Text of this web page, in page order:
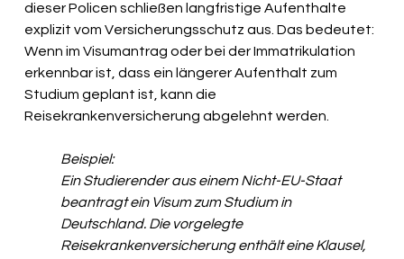
dieser Policen schließen langfristige Aufenthalte
explizit vom Versicherungsschutz aus. Das bedeutet:
Wenn im Visumantrag oder bei der Immatrikulation
erkennbar ist, dass ein längerer Aufenthalt zum
Studium geplant ist, kann die
Reisekrankenversicherung abgelehnt werden.
Beispiel:
Ein Studierender aus einem Nicht-EU-Staat
beantragt ein Visum zum Studium in
Deutschland. Die vorgelegte
Reisekrankenversicherung enthält eine Klausel,